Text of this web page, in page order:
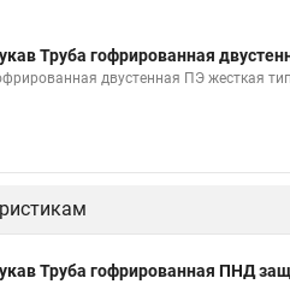
Труба гофрированная
двустенная ПЭ жесткая
Труба гофрированная ПНД